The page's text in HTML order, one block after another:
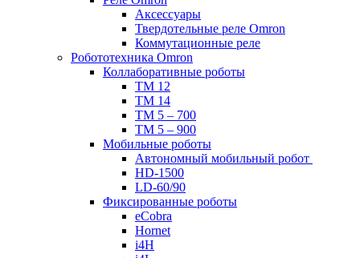
Аксессуары
Твердотельные реле Omron
Коммутационные реле
Робототехника Omron
Коллаборативные роботы
TM 12
TM 14
TM 5 – 700
TM 5 – 900
Мобильные роботы
Автономный мобильный робот
HD-1500
LD-60/90
Фиксированные роботы
eCobra
Hornet
i4H